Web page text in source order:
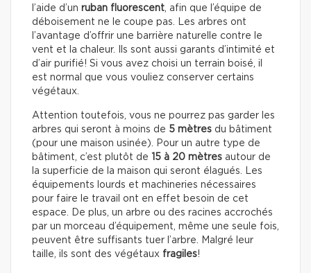
l’aide d’un ruban fluorescent , afin que l’équipe de
déboisement ne le coupe pas. Les arbres ont
l’avantage d’offrir une barrière naturelle contre le
vent et la chaleur. Ils sont aussi garants d’intimité et
d’air purifié! Si vous avez choisi un terrain boisé, il
est normal que vous vouliez conserver certains
végétaux.
Attention toutefois, vous ne pourrez pas garder les
arbres qui seront à moins de 5 mètres du bâtiment
(pour une maison usinée). Pour un autre type de
bâtiment, c’est plutôt de 15 à 20 mètres autour de
la superficie de la maison qui seront élagués. Les
équipements lourds et machineries nécessaires
pour faire le travail ont en effet besoin de cet
espace. De plus, un arbre ou des racines accrochés
par un morceau d’équipement, même une seule fois,
peuvent être suffisants tuer l’arbre. Malgré leur
taille, ils sont des végétaux fragiles!